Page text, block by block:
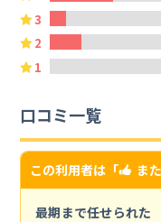
3
2
1
口コミ一覧
この利用者は「 ま
最期まで任せられた